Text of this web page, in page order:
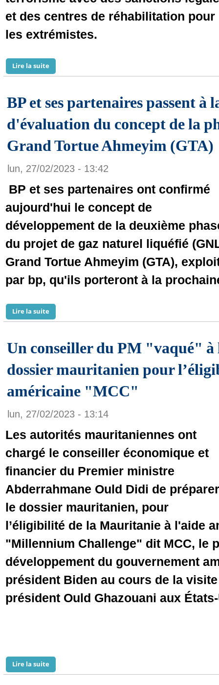
et des centres de réhabilitation pour
les extrémistes.
Lire la suite
BP et ses partenaires passent à
d'évaluation du concept de la
Grand Tortue Ahmeyim (GTA)
lun, 27/02/2023 - 13:42
BP et ses partenaires ont confirmé
aujourd'hui le concept de
développement de la deuxième
du projet de gaz naturel liquéfié
Grand Tortue Ahmeyim (GTA),
par bp, qu'ils porteront à la
Lire la suite
Un conseiller du PM "vaqué"
dossier mauritanien pour
américaine "MCC"
lun, 27/02/2023 - 13:14
Les autorités mauritaniennes ont
chargé le conseiller économique et
financier du Premier ministre
Abderrahmane Ould Didi de préparer
le dossier mauritanien, pour
l’éligibilité de la Mauritanie à l'aide
"Millennium Challenge" dit MCC, le
développement du gouvernement
président Biden au cours de la
président Ould Ghazouani aux
Lire la suite